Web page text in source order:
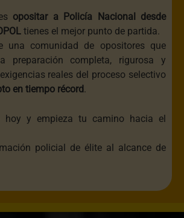
opositar a Policía Nacional desde
tienes el mejor punto de partida.
una comunidad de opositores que
preparación completa, rigurosa y
reales del proceso selectivo
en tiempo récord.
hoy y empieza tu camino hacia el
policial de élite al alcance de